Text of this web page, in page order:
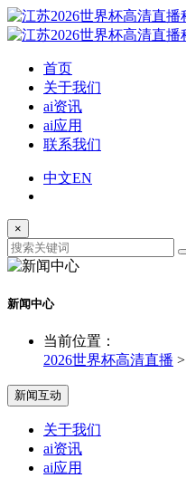
首页
关于我们
ai资讯
ai应用
联系我们
中文EN
×
新闻中心
当前位置：
2026世界杯高清直播 >
新闻互动
关于我们
ai资讯
ai应用